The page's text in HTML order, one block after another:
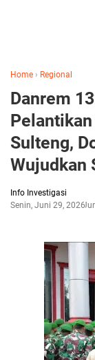
Home › Regional
Danrem
Sulteng,
Wujudkan
Info Investigasi
Senin, Juni 29, 2026